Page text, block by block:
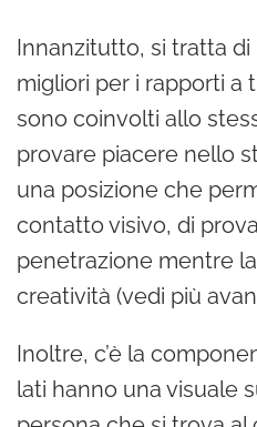
Innanzitutto, si tratta
migliori per i rapporti a
sono coinvolti allo
provare piacere nello
una posizione che
contatto visivo, di
penetrazione mentre
creatività (vedi più
Inoltre, c’è la
lati hanno una visuale